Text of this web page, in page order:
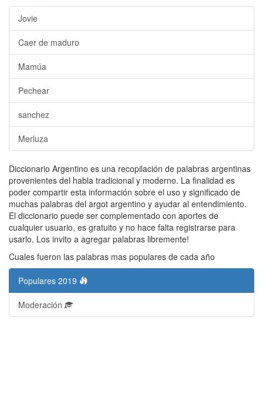
Jovie
Caer de maduro
Mamúa
Pechear
sanchez
Merluza
Diccionario Argentino es una recopilación de palabras argentinas
provenientes del habla tradicional y moderno. La finalidad es
poder compartir esta información sobre el uso y significado de
muchas palabras del argot argentino y ayudar al entendimiento.
El diccionario puede ser complementado con aportes de
cualquier usuario, es gratuito y no hace falta registrarse para
usarlo. Los invito a agregar palabras libremente!
Cuales fueron las palabras mas populares de cada año
Populares 2019
Moderación